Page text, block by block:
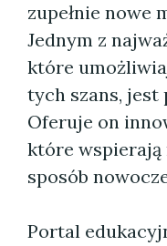
zupełnie nowe
Jednym z
które
tych szans, jest
Oferuje on
które wspierają
sposób
Portal